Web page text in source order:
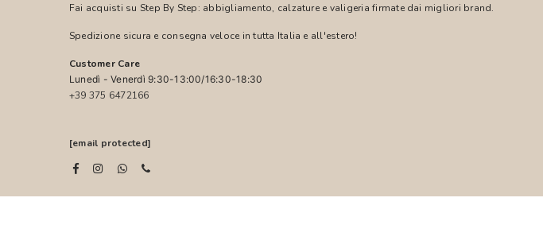
Fai acquisti su Step By Step: abbigliamento, calzature e valigeria firmate dai migliori brand.
Spedizione sicura e consegna veloce in tutta Italia e all'estero!
Customer Care
Lunedì - Venerdì 9:30-13:00/16:30-18:30
+39 375 6472166
[email protected]